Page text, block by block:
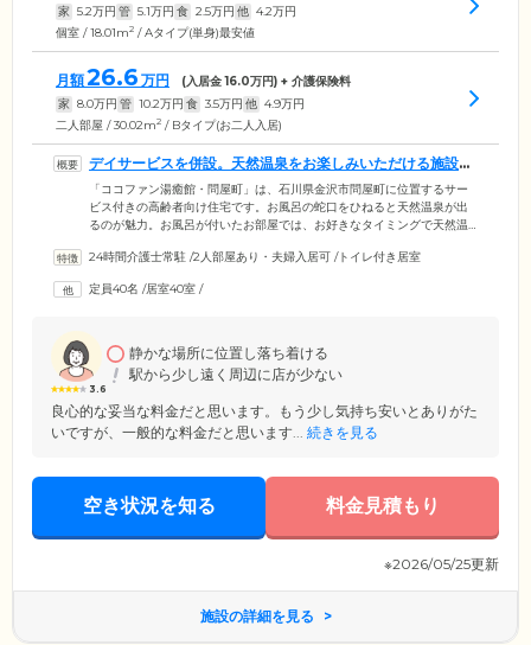
家 5.2万円 管 5.1万円 食 2.5万円 他 4.2万円
個室 / 18.01m2 / Aタイプ(単身)最安値
月額26.6 万円 (入居金16.0万円) + 介護保険料
家 8.0万円 管 10.2万円 食 3.5万円 他 4.9万円
二人部屋 / 30.02m2 / Bタイプ(お二人入居)
デイサービスを併設。天然温泉をお楽しみいただける施設で
す
「ココファン湯癒館・問屋町」は、石川県金沢市問屋町に位置するサー
ビス付きの高齢者向け住宅です。お風呂の蛇口をひねると天然温泉が出
るのが魅力。お風呂が付いたお部屋では、お好きなタイミングで天然温
るデイサービスのご利用が可能です。さらに、ご希望があれば往診サポ
い。また、近隣の医療機関と密に連携し、みなさまの健康管理のほか、
24時間介護士常駐 /2人部屋あり・夫婦入居可 /トイレ付き居室
定員40名 /居室40室 /
3.6
静かな場所に位置し落ち着ける
駅から少し遠く周辺に店が少ない
良心的な妥当な料金だと思います。もう少し気持ち安いとありがた
いですが、一般的な料金だと思います... 続きを見る
空き状況を知る 料金見積もり
※2026/05/25更新
施設の詳細を見る